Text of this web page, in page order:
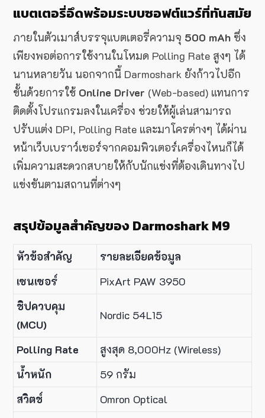
แบตเตอรี่อึดพร้อมระบบซอฟต์แวร์ที่ทันสมัย
ภายในตัวเมาส์บรรจุแบตเตอรี่ความจุ 500 mAh ซึ่ง
เพียงพอต่อการใช้งานในโหมด Polling Rate สูงๆ ได้
นานหลายวัน นอกจากนี้ Darmoshark ยังก้าวไปอีก
ขั้นด้วยการใช้ Online Driver (Web-based) แทนการ
ติดตั้งโปรแกรมลงในเครื่อง ช่วยให้ผู้เล่นสามารถ
ปรับแต่ง DPI, Polling Rate และมาโครต่างๆ ได้ผ่าน
หน้าเว็บเบราว์เซอร์จากคอมพิวเตอร์เครื่องไหนก็ได้
เพิ่มความสะดวกสบายให้กับนักแข่งที่ต้องเดินทางไป
แข่งขันตามสถานที่ต่างๆ
สรุปข้อมูลสำคัญของ Darmoshark M9
หัวข้อสำคัญ
รายละเอียดข้อมูล
เซนเซอร์
PixArt PAW 3950
ชิปควบคุม
(MCU)
Nordic 54L15
Polling Rate
สูงสุด 8,000Hz (Wireless)
น้ำหนัก
59 กรัม
สวิตช์
Omron Optical